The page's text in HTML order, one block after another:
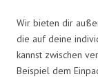
Wir bieten dir
die auf deine
kannst zwischen
Beispiel dem